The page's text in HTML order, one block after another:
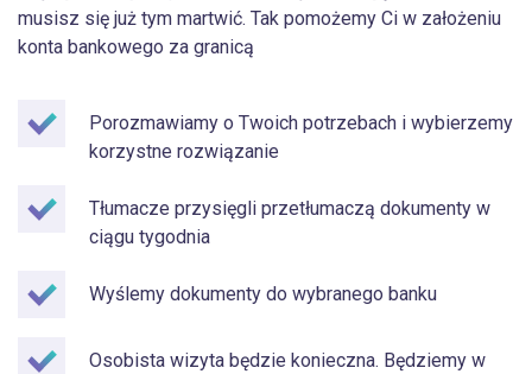
musisz się już tym martwić. Tak pomożemy Ci w założeniu
konta bankowego za granicą
Porozmawiamy o Twoich potrzebach i wybierzemy
korzystne rozwiązanie
Tłumacze przysięgli przetłumaczą dokumenty w
ciągu tygodnia
Wyślemy dokumenty do wybranego banku
Osobista wizyta będzie konieczna. Będziemy w